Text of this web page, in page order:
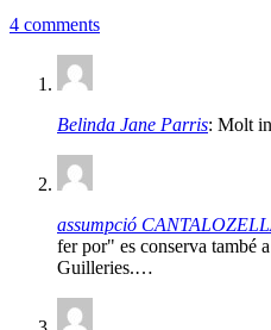
4 comments
Belinda Jane Parris: Molt
assumpció
fer por" es conserva també
Guilleries.…